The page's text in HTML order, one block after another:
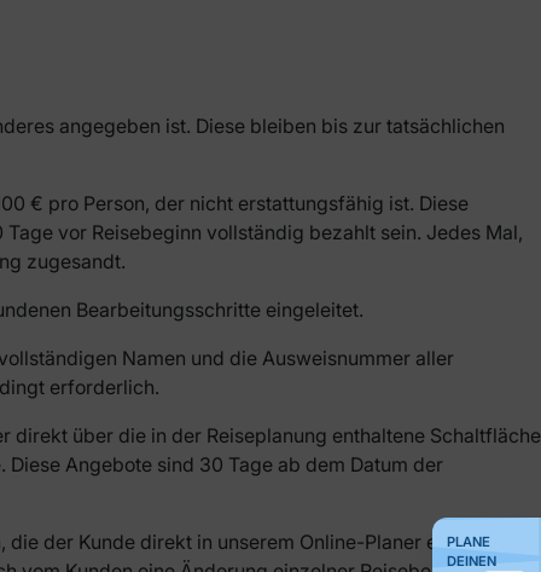
PLANE
DEINEN
angegeben ist. Diese bleiben bis zur tatsächlichen
€ pro Person, der nicht erstattungsfähig ist. Diese
vor Reisebeginn vollständig bezahlt sein. Jedes Mal,
zugesandt.
Bearbeitungsschritte eingeleitet.
Namen und die Ausweisnummer aller
erforderlich.
direkt über die in der Reiseplanung enthaltene Schaltfläche
Angebote sind 30 Tage ab dem Datum der
der Kunde direkt in unserem Online-Planer erstellt,